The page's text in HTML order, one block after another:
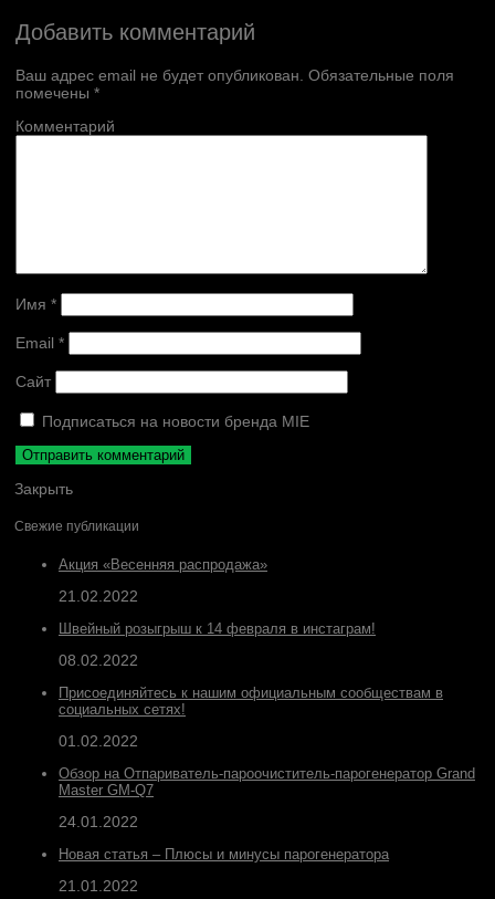
Добавить комментарий
Ваш адрес email не будет опубликован. Обязательные поля
помечены *
Комментарий
Имя *
Email *
Сайт
Подписаться на новости бренда MIE
Закрыть
Свежие публикации
Акция «Весенняя распродажа»
21.02.2022
Швейный розыгрыш к 14 февраля в инстаграм!
08.02.2022
Присоединяйтесь к нашим официальным сообществам в
социальных сетях!
01.02.2022
Обзор на Отпариватель-пароочиститель-парогенератор Grand
Master GM-Q7
24.01.2022
Новая статья – Плюсы и минусы парогенератора
21.01.2022